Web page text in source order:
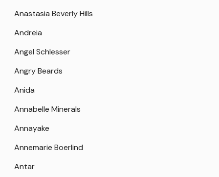
Anastasia Beverly Hills
Andreia
Angel Schlesser
Angry Beards
Anida
Annabelle Minerals
Annayake
Annemarie Boerlind
Antar